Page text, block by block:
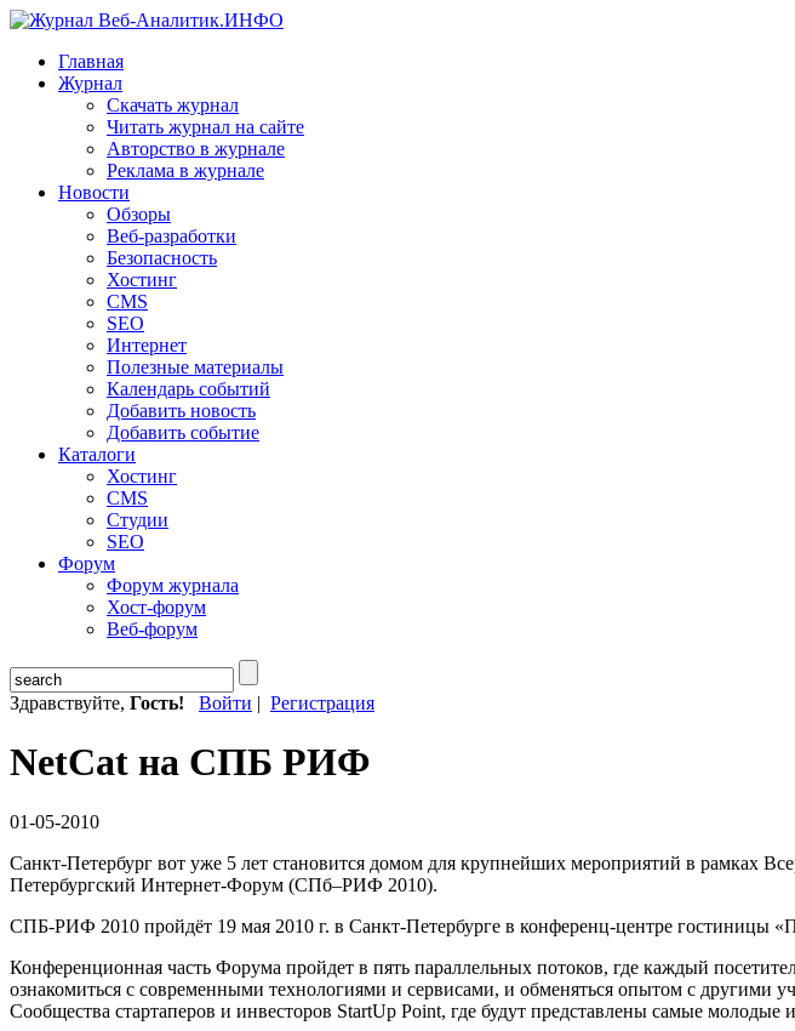
Главная
Журнал
Скачать журнал
Читать журнал на сайте
Авторство в журнале
Реклама в журнале
Новости
Обзоры
Веб-разработки
Безопасность
Хостинг
CMS
SEO
Интернет
Полезные материалы
Календарь событий
Добавить новость
Добавить событие
Каталоги
Хостинг
CMS
Студии
SEO
Форум
Форум журнала
Хост-форум
Веб-форум
Здравствуйте, Гость! Войти | Регистрация
NetCat на СПБ РИФ
01-05-2010
Санкт-Петербург вот уже 5 лет становится домом для крупнейших мероприятий в рамках
Петербургский Интернет-Форум (СПб–РИФ 2010).
СПБ-РИФ 2010 пройдёт 19 мая 2010 г. в Санкт-Петербурге в конференц-центре гостиницы
Конференционная часть Форума пройдет в пять параллельных потоков, где каждый
ознакомиться с современными технологиями и сервисами, и обменяться опытом с
Cообщества стартаперов и инвесторов StartUp Point, где будут представлены самые